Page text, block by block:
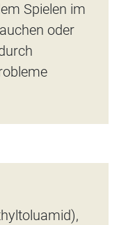
Spielen im
oder